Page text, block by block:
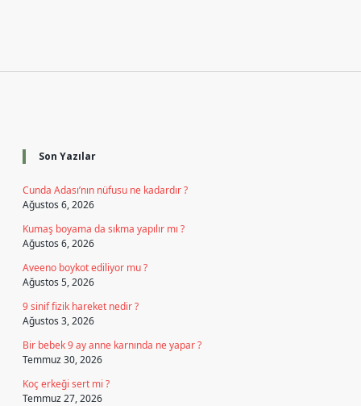
Son Yazılar
Cunda Adası’nın nüfusu ne kadardır ?
Ağustos 6, 2026
Kumaş boyama da sıkma yapılır mı ?
Ağustos 6, 2026
Aveeno boykot ediliyor mu ?
Ağustos 5, 2026
9 sinif fizik hareket nedir ?
Ağustos 3, 2026
Bir bebek 9 ay anne karnında ne yapar ?
Temmuz 30, 2026
Koç erkeği sert mi ?
Temmuz 27, 2026